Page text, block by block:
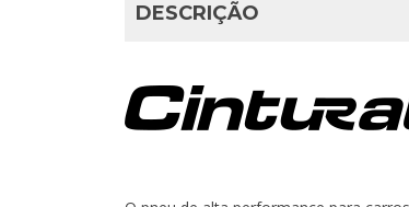
DESCRIÇÃO